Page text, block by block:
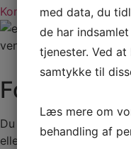
Kontakt os
Forespørg
Du er velkommen til at
eller udfyld vores
med data, du
de har
tjenester. Ved
samtykke til
Læs mere om
behandling af